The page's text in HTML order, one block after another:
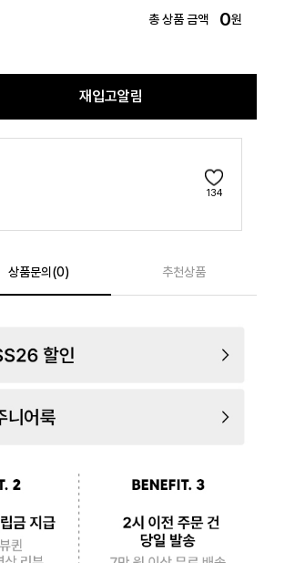
총 상품 금액 0원
재입고알림
134
상품문의(0) 추천상품